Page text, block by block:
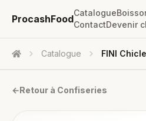
ProcashFood
Catalogue
ContactDevenir
Accueil Catalogue FINI
←Retour à Confiseries